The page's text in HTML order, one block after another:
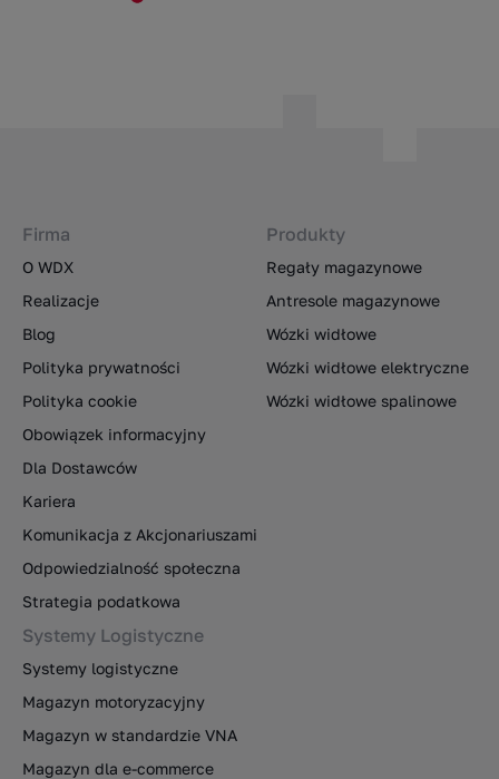
Firma
O WDX
Realizacje
Blog
Polityka prywatności
Polityka cookie
Obowiązek informacyjny
Dla Dostawców
Kariera
Komunikacja z Akcjonariuszami
Odpowiedzialność społeczna
Strategia podatkowa
Produkty
Regały magazynowe
Antresole magazynowe
Wózki widłowe
Wózki widłowe elektryczne
Wózki widłowe spalinowe
Systemy Logistyczne
Systemy logistyczne
Magazyn motoryzacyjny
Magazyn w standardzie VNA
Magazyn dla e-commerce